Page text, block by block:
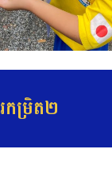
កម្រិត២